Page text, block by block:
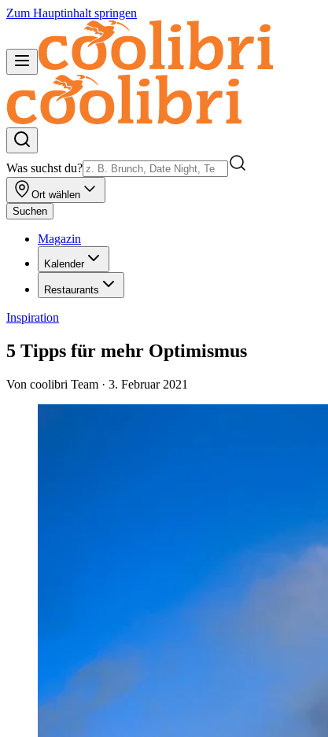
Zum Hauptinhalt springen
Was suchst du?
Ort wählen
Suchen
Magazin
Kalender
Restaurants
Inspiration
5 Tipps für mehr Optimismus
Von coolibri Team · 3. Februar 2021